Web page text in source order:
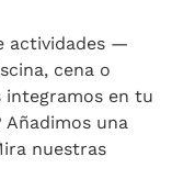
actividades —
cena o
en tu
Añadimos una
nuestras